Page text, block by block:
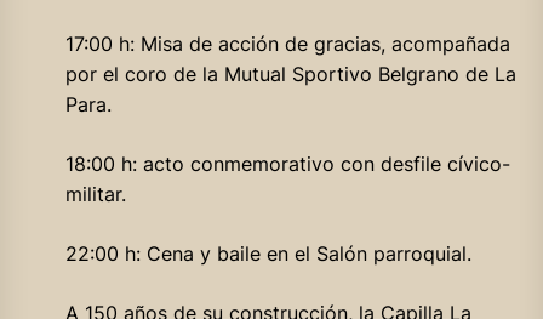
17:00 h: Misa de acción de gracias, acompañada
por el coro de la Mutual Sportivo Belgrano de La
Para.
18:00 h: acto conmemorativo con desfile cívico-
militar.
22:00 h: Cena y baile en el Salón parroquial.
A 150 años de su construcción, la Capilla La